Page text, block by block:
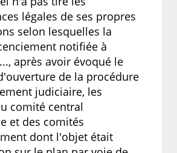
légales de ses propres
selon lesquelles la
notifiée à
après avoir évoqué le
de la procédure
judiciaire, les
comité central
et des comités
dont l'objet était